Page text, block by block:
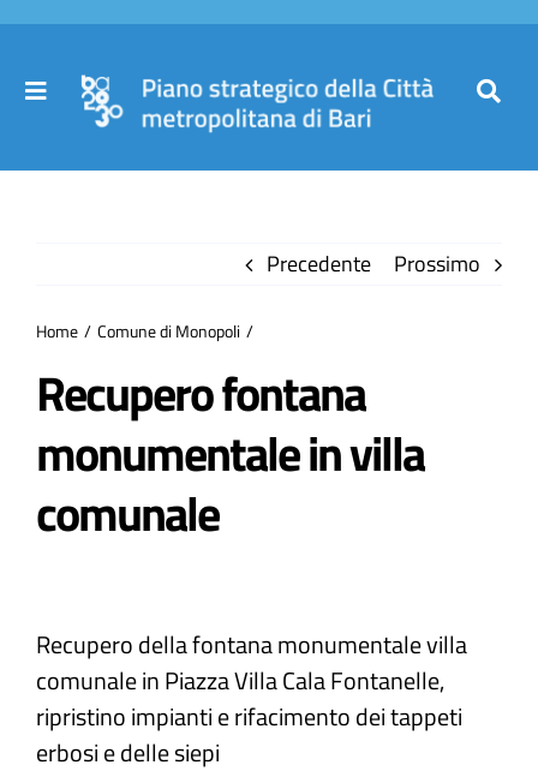
Salta
contenuto
Toggle
Partecipa
Comuni
Notizie
Progetti
Precedente Prossimo
Home Comune di Monopoli
Recupero fontana
monumentale in villa
comunale
Recupero della fontana monumentale villa
comunale in Piazza Villa Cala Fontanelle,
ripristino impianti e rifacimento dei tappeti
erbosi e delle siepi